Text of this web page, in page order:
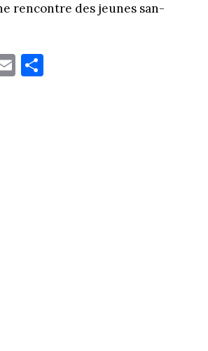
rencontre des jeunes san-
E
m
Pa
rt